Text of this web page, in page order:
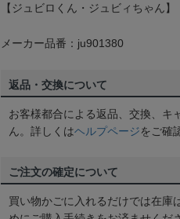
【ジュビロくん・ジュビィちゃん】
メーカー品番：ju901380
返品・交換について
お客様都合による返品、交換、キ
ん。詳しくはヘルプページをご確
ご注文の確定について
買い物かごに入れるだけでは在庫